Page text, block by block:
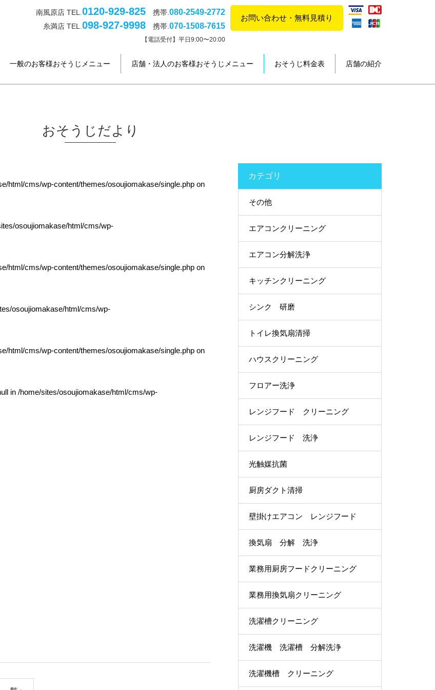
南風原店 TEL. 0120-929-825携帯. 080-2549-2772
糸満店 TEL. 098-927-9998携帯. 070-1508-7615
【電話受付】平日9:00〜20:00
お問い合わせ・無料見積り
一般のお客様おそうじメニュー 店舗・法人のお客様おそうじメニュー おそうじ料金表 店舗の紹介
おそうじだより
html/cms/wp-content/themes/osoujiomakase/single.phpon
osoujiomakase/html/cms/wp-
html/cms/wp-content/themes/osoujiomakase/single.phpon
osoujiomakase/html/cms/wp-
html/cms/wp-content/themes/osoujiomakase/single.phpon
in /home/sites/osoujiomakase/html/cms/wp-
カテゴリ
その他
エアコンクリーニング
エアコン分解洗浄
キッチンクリーニング
シンク 研磨
トイレ換気扇清掃
ハウスクリーニング
フロアー洗浄
レンジフード クリーニング
レンジフード 洗浄
光触媒抗菌
厨房ダクト清掃
壁掛けエアコン レンジフード
換気扇 分解 洗浄
業務用厨房フードクリーニング
業務用換気扇クリーニング
洗濯槽クリーニング
洗濯機 洗濯槽 分解洗浄
洗濯機槽 クリーニング